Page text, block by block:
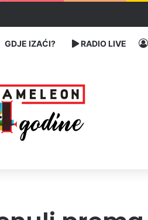
centar Srebrenica
GDJE IZAĆI? RADIO LIVE